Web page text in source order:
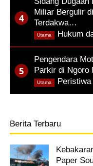
Miliar Bergulir
Terdakwa…
Hukum
Utama
Pengendara
Parkir di Ngoro
Peristiwa,
Utama
Berita Terbaru
Paper